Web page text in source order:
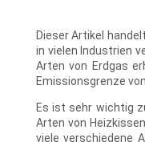
Dieser Artikel
in vielen Industrien
Arten von Erdgas
Emissionsgrenze
Es ist sehr wichtig
Arten von
viele verschiedene